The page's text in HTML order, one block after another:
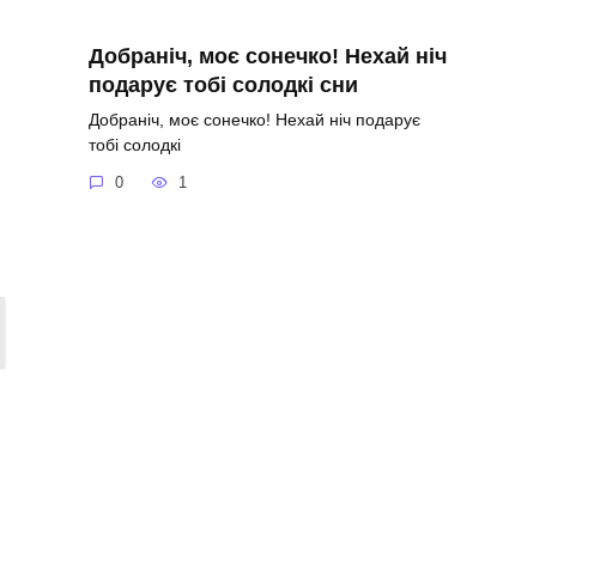
Добраніч, моє сонечко! Нехай ніч
подарує тобі солодкі сни
Добраніч, моє сонечко! Нехай ніч подарує
тобі солодкі
0 1